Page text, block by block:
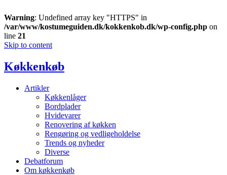
Warning: Undefined array key "HTTPS" in
/var/www/kostumeguiden.dk/kokkenkob.dk/wp-config.php on
line 21
Skip to content
Køkkenkøb
Artikler
Køkkenlåger
Bordplader
Hvidevarer
Renovering af køkken
Rengøring og vedligeholdelse
Trends og nyheder
Diverse
Debatforum
Om køkkenkøb